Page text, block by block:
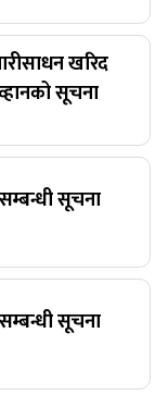
खरिद
सूचना
सूचना
सूचना